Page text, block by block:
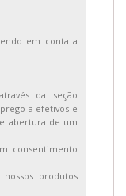
em conta a
da seção
a efetivos e
abertura de um
consentimento
produtos